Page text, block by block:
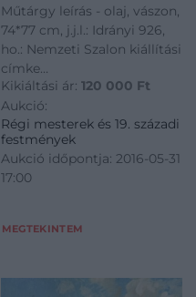
Műtárgy leírás - olaj, vászon,
74*77 cm, j.j.l.: Idrányi 926,
ho.: Nemzeti Szalon kiállítási
címke
Tételkód - NAG216-310
Kikiáltási ár: 120 000 Ft
Aukció:
Régi mesterek és 19. századi
festmények
Aukció időpontja: 2016-05-31
17:00
MEGTEKINTEM